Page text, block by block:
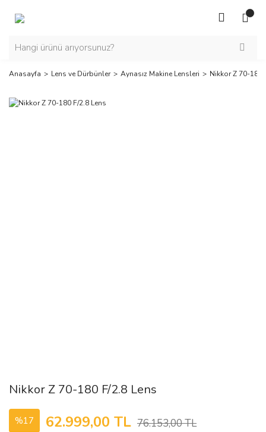
Anasayfa Lens ve Dürbünler Aynasız Makine Lensleri Nikkor Z 70-180
Nikkor Z 70-180 F/2.8 Lens
%17 62.999,00 TL 76.153,00 TL